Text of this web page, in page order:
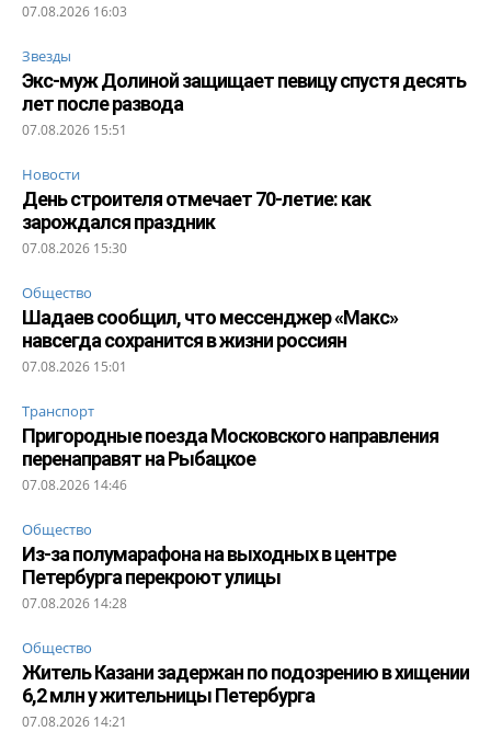
07.08.2026 16:03
Звезды
Экс-муж Долиной защищает певицу спустя десять
лет после развода
07.08.2026 15:51
Новости
День строителя отмечает 70-летие: как
зарождался праздник
07.08.2026 15:30
Общество
Шадаев сообщил, что мессенджер «Макс»
навсегда сохранится в жизни россиян
07.08.2026 15:01
Транспорт
Пригородные поезда Московского направления
перенаправят на Рыбацкое
07.08.2026 14:46
Общество
Из-за полумарафона на выходных в центре
Петербурга перекроют улицы
07.08.2026 14:28
Общество
Житель Казани задержан по подозрению в хищении
6,2 млн у жительницы Петербурга
07.08.2026 14:21